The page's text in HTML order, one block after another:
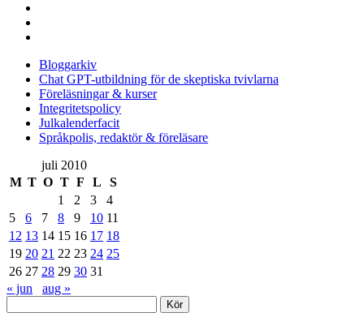
Bloggarkiv
Chat GPT-utbildning för de skeptiska tvivlarna
Föreläsningar & kurser
Integritetspolicy
Julkalenderfacit
Språkpolis, redaktör & föreläsare
Sidopanel
juli 2010
M T O T F L
S
1
2 3
4
5
6 7 8 9 10 11
12 13 14 15 16 17 18
19 20 21 22 23 24 25
26 27 28 29 30 31
« jun
aug »